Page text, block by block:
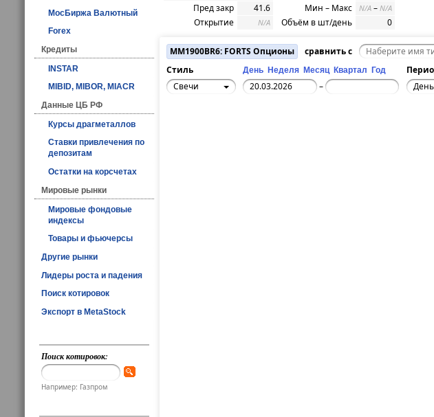
МосБиржа Валютный
Forex
Кредиты
INSTAR
MIBID, MIBOR, MIACR
Данные ЦБ РФ
Курсы драгметаллов
Ставки привлечения по
депозитам
Остатки на корсчетах
Мировые рынки
Мировые фондовые
индексы
Товары и фьючерсы
Другие рынки
Лидеры роста и падения
Поиск котировок
Экспорт в MetaStock
Поиск котировок:
Например: Газпром
Пред закр
41.6
Открытие
N/A
Мин – Макс
N/A – N/A
Объём в шт/день 0
MM1900BR6: FORTS Опционы
сравнить с
Стиль
День Неделя Месяц Квартал Год
Свечи
– День